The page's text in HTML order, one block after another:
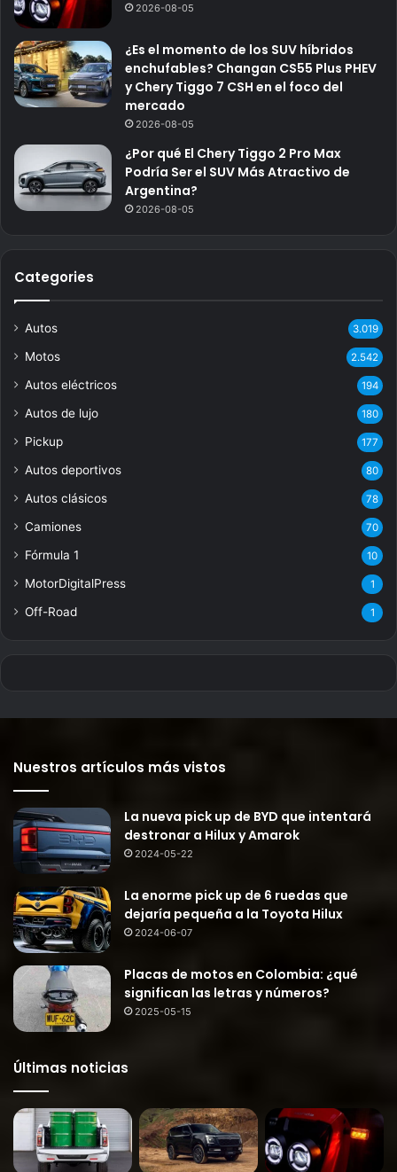
2026-08-05
¿Es el momento de los SUV híbridos
enchufables? Changan CS55 Plus PHEV
y Chery Tiggo 7 CSH en el foco del
mercado
2026-08-05
¿Por qué El Chery Tiggo 2 Pro Max
Podría Ser el SUV Más Atractivo de
Argentina?
2026-08-05
Categories
Autos 3.019
Motos 2.542
Autos eléctricos 194
Autos de lujo 180
Pickup 177
Autos deportivos 80
Autos clásicos 78
Camiones 70
Fórmula 1 10
MotorDigitalPress 1
Off-Road 1
Nuestros artículos más vistos
La nueva pick up de BYD que intentará
destronar a Hilux y Amarok
2024-05-22
La enorme pick up de 6 ruedas que
dejaría pequeña a la Toyota Hilux
2024-06-07
Placas de motos en Colombia: ¿qué
significan las letras y números?
2025-05-15
Últimas noticias